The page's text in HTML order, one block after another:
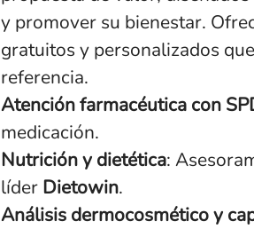
y promover su bienestar.
gratuitos y personalizados
referencia.
Atención farmacéutica con
medicación.
Nutrición y dietética:
líder Dietowin.
Análisis dermocosmético y